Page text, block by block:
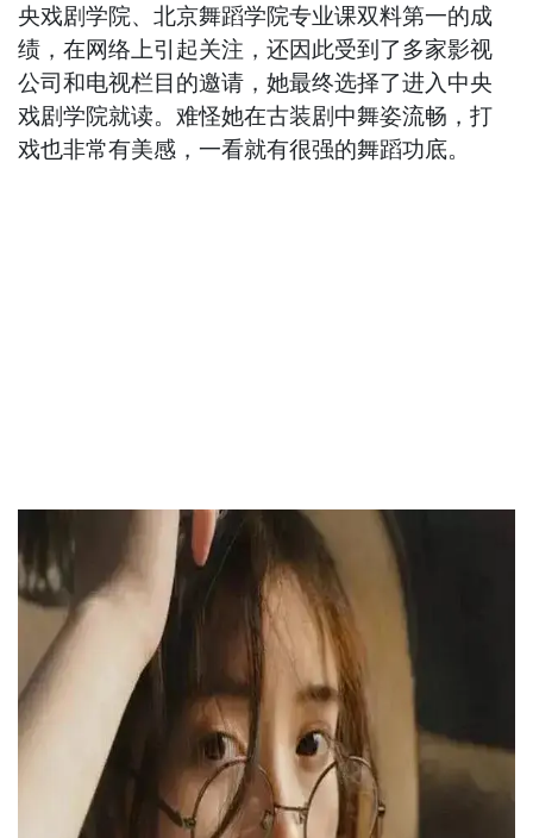
央戏剧学院、北京舞蹈学院专业课双料第一的成
绩，在网络上引起关注，还因此受到了多家影视
公司和电视栏目的邀请，她最终选择了进入中央
戏剧学院就读。难怪她在古装剧中舞姿流畅，打
戏也非常有美感，一看就有很强的舞蹈功底。